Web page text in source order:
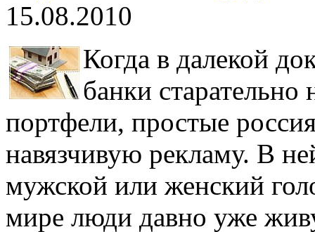
15.08.2010
Когда в далекой
банки
портфели, простые
навязчивую рекламу. В
мужской или женский
мире люди давно уже